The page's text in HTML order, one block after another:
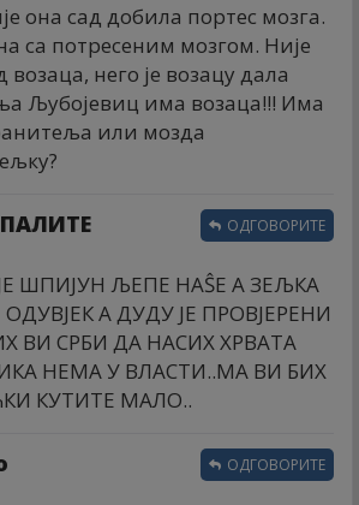
она сад добила портес мозга.
са потресеним мозгом. Није
возаца, него је возацу дала
Љубојевиц има возаца!!! Има
или мозда
ШПИЈУН ЉЕПЕ НАŜЕ А ЗЕЉКА
А ДУДУ ЈЕ ПРОВЈЕРЕНИ
ВИ СРБИ ДА НАСИХ ХРВАТА
НЕМА У ВЛАСТИ..МА ВИ БИХ
КУТИТЕ МАЛО..
ОДГОВОРИТЕ
ОДГОВОРИТЕ